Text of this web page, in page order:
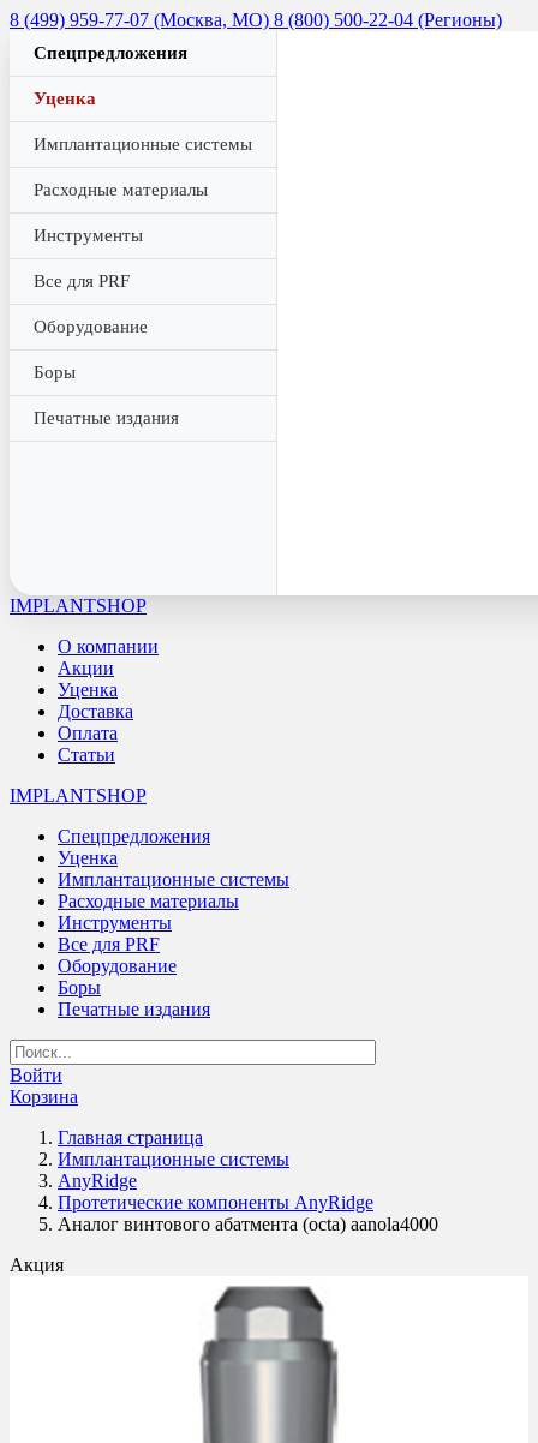
8 (499) 959-77-07 (Москва, МО) 8 (800) 500-22-04 (Регионы)
Спецпредложения
Уценка
Имплантационные системы
Расходные материалы
Инструменты
Все для PRF
Оборудование
Боры
Печатные издания
IMPLANTSHOP
О компании
Акции
Уценка
Доставка
Оплата
Статьи
IMPLANTSHOP
Спецпредложения
Уценка
Имплантационные системы
Расходные материалы
Инструменты
Все для PRF
Оборудование
Боры
Печатные издания
Войти
Корзина
Главная страница
Имплантационные системы
AnyRidge
Протетические компоненты AnyRidge
Аналог винтового абатмента (octa) aanola4000
Акция